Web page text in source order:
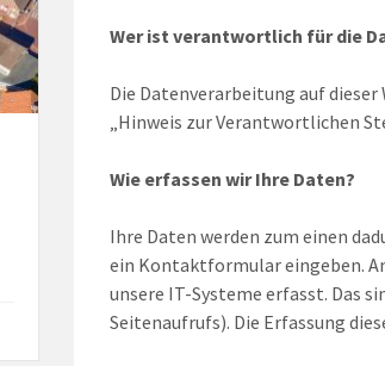
Wer ist verantwortlich für die
Die Datenverarbeitung auf
„Hinweis zur Verantwortlichen
Wie erfassen wir Ihre Daten?
Ihre Daten werden zum einen
ein Kontaktformular eingeben.
unsere IT-Systeme erfasst. Das
Seitenaufrufs). Die Erfassung